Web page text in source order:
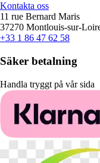
Kontakta oss
11 rue Bernard Maris
37270 Montlouis-sur-
+33 1 86 47 62 58
Säker betalning
Handla tryggt på vår sida